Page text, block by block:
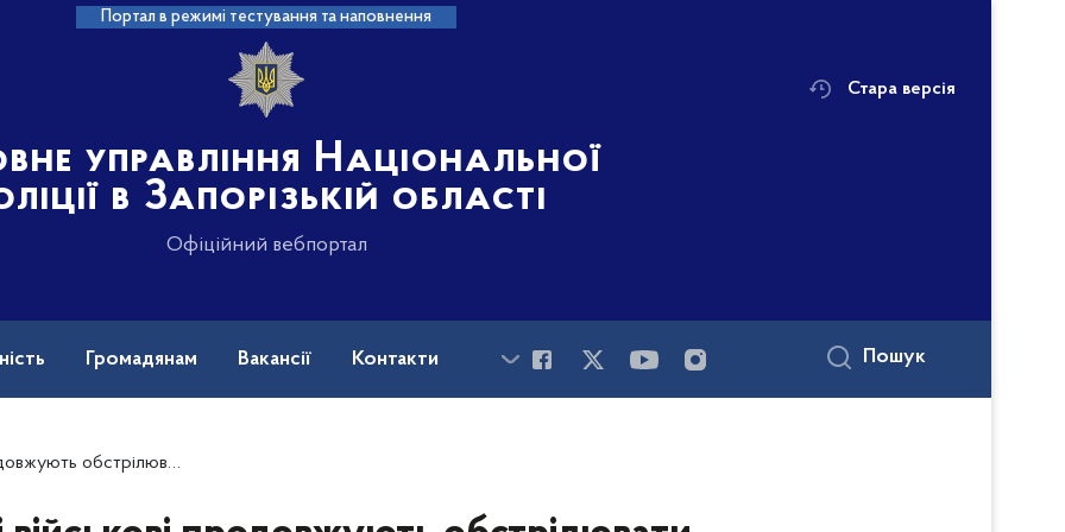
Портал в режимі тестування та наповнення
управління Національної
в Запорізькій області
Офіційний вебпортал
Стара версія
Громадянам Вакансії Контакти Пошук
області – наслідки влучань документують правоохоронці